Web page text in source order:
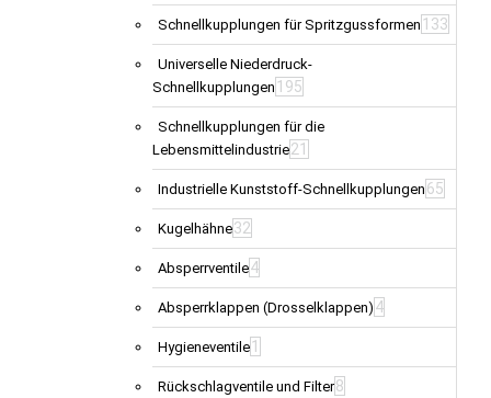
Schnellkupplungen für Spritzgussformen 133
Universelle Niederdruck-
Schnellkupplungen 195
Schnellkupplungen für die
Lebensmittelindustrie21
Industrielle Kunststoff-Schnellkupplungen 65
Kugelhähne32
Absperrventile4
Absperrklappen (Drosselklappen) 4
Hygieneventile 1
Rückschlagventile und Filter8